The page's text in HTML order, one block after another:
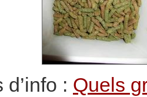
: Quels